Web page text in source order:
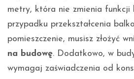
metry, która nie zmienia funkcji
przypadku przekształcenia
pomieszczenie, musisz złożyć
na budowę. Dodatkowo, w
wymagaj zaświadczenia od